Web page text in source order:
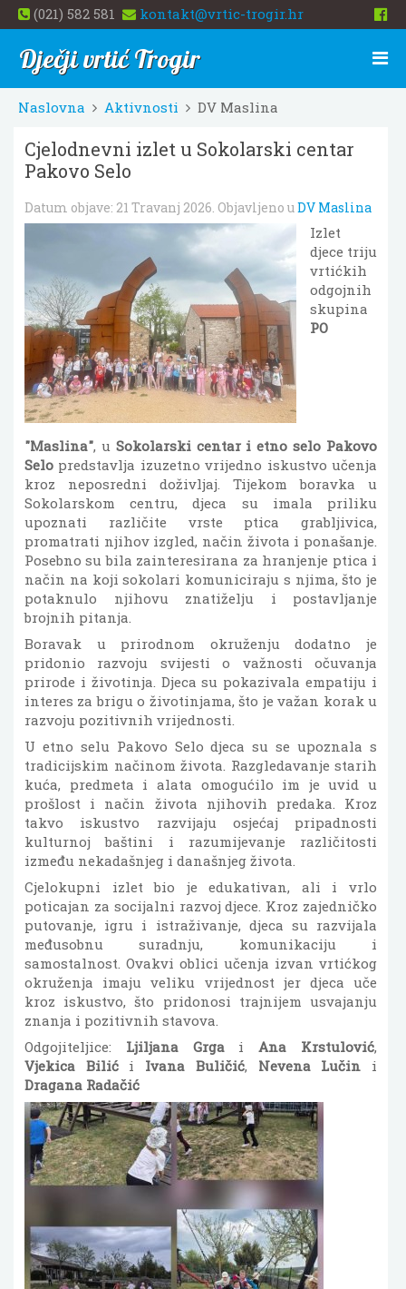
(021) 582 581 kontakt@vrtic-trogir.hr
Dječji vrtić Trogir
Naslovna Aktivnosti DV Maslina
Cjelodnevni izlet u Sokolarski centar
Pakovo Selo
Datum objave: 21 Travanj 2026. Objavljeno uDV Maslina
Izlet
djece triju
vrtićkih
odgojnih
skupina
PO
"Maslina", u Sokolarski centar i etno selo Pakovo
Selo predstavlja izuzetno vrijedno iskustvo učenja
kroz neposredni doživljaj. Tijekom boravka u
Sokolarskom centru, djeca su imala priliku
upoznati različite vrste ptica grabljivica,
promatrati njihov izgled, način života i ponašanje.
Posebno su bila zainteresirana za hranjenje ptica i
način na koji sokolari komuniciraju s njima, što je
potaknulo njihovu znatiželju i postavljanje
brojnih pitanja.
Boravak u prirodnom okruženju dodatno je
pridonio razvoju svijesti o važnosti očuvanja
prirode i životinja. Djeca su pokazivala empatiju i
interes za brigu o životinjama, što je važan korak u
razvoju pozitivnih vrijednosti.
U etno selu Pakovo Selo djeca su se upoznala s
tradicijskim načinom života. Razgledavanje starih
kuća, predmeta i alata omogućilo im je uvid u
prošlost i način života njihovih predaka. Kroz
takvo iskustvo razvijaju osjećaj pripadnosti
kulturnoj baštini i razumijevanje različitosti
između nekadašnjeg i današnjeg života.
Cjelokupni izlet bio je edukativan, ali i vrlo
poticajan za socijalni razvoj djece. Kroz zajedničko
putovanje, igru i istraživanje, djeca su razvijala
međusobnu suradnju, komunikaciju i
samostalnost. Ovakvi oblici učenja izvan vrtićkog
okruženja imaju veliku vrijednost jer djeca uče
kroz iskustvo, što pridonosi trajnijem usvajanju
znanja i pozitivnih stavova.
Odgojiteljice: Ljiljana GrgaiAna Krstulović,
Vjekica Bilići Ivana Buličić, Nevena Lučin i
Dragana Radačić